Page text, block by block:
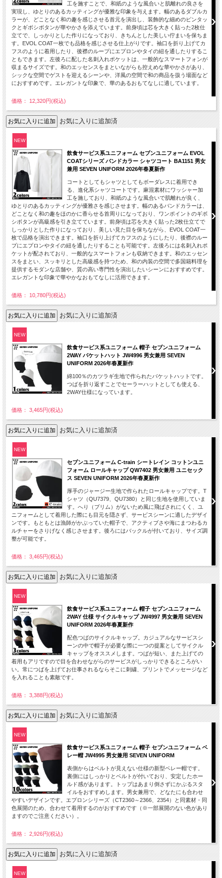
工を施すことで、和紙のような風合いと肌離れの良さを
実現し、ゆとりのあるカッティングが優雅な印象を与えます。幅のあるダブルカ
ラーが、どことなく和の趣を感じさせる首元を演出し、装飾的な細めのピンタッ
クとギボシボタンが華やかさを添えています。前身頃は芯を大きく貼った2枚仕
立てで、しっかりとした作りになっており、きちんとした美しい佇まいを保ちま
す。EVOL COAT一枚でも品格を感じさせる仕上がりです。袖口を折り上げてカ
フスのように着用したり、後襟のループにエプロンやタイの紐を通したりするこ
ともできます。左後ろに配した名刺入れポケットは、一般的なスマートフォンが
収まるサイズです。和のエッセンスをまといながらも控えめな華やかさがあり、
シックな空間でゲストを迎えるシーンや、洋風の空間で和の商品を扱う場面など
におすすめです。エレガントな印象で、華のあるおもてなしに適しています。
価格： 12,320円(税込)
お気に入りに追加済
NEW
飲食サービス系ユニフォーム セブンユニフォーム EVOL
COATシリーズ バンドカラー シャツコート BA1151 男女
兼用 SEVEN UNIFORM 2026年春夏新作
コートとしてもシャツとしてもボーダレスに着用でき
る、進化系シャツコートです。麻混素材にワッシャー加
工を施しており、和紙のような風合いで肌離れが良く、
ゆとりのあるカッティングが優雅さを感じさせます。幅のあるバンドカラーは、
どことなく和の趣をほのかに香らせる首周りになっており、ワンポイントのギボ
シボタンが高級感を引き立てています。前身頃は芯を大きく貼った2枚仕立てで
しっかりとした作りになっており、美しい見た目を保ちながら、EVOL COAT一
枚で品格を演出できます。袖口を折り上げてカフスのようにしたり、後襟のルー
プにエプロンやタイの紐を通したりすることも可能です。左後ろには名刺入れポ
ケットが配されており、一般的なスマートフォンも収納できます。和のエッセン
スをまとい、スッキリとした高級感を持つため、和の内装の空間で多国籍料理を
提供するモダンな店舗や、質の高い専門性を演出したいシーンにおすすめです。
エレガントな印象で華やかなおもてなしに活用できます。
価格： 10,780円(税込)
お気に入りに追加済
NEW
飲食サービス系ユニフォーム 帽子 セブンユニフォーム
2WAY バケットハット JW4996 男女兼用 SEVEN
UNIFORM 2026年春夏新作
綿100％のカツラギ生地で作られたバケットハットです。
つばを折り返すことでセーラーハットとしても使える、
2WAY仕様になっています。
価格： 3,465円(税込)
お気に入りに追加済
NEW
セブンユニフォーム C-train シートレイン コットンユニ
フォーム ロールキャップ QW7402 男女兼用 ユニセック
ス SEVEN UNIFORM 2026年春夏新作
厚手のジャージー生地で作られたロールキャップです。T
シャツ（QU7379、QU7380）と同じ生地を使用していま
す。へり（ブリム）がないため風に飛ばされにくく、ユ
ニフォームとして着用した際にも目元を隠さず、サービスシーンに適したデザイ
ンです。もともとは漁師がかぶっていた帽子で、アクティブさや海にまつわるカ
ルチャーをさりげなく感じさせます。後ろにはバックルが付いており、サイズ調
整が可能です。
価格： 3,465円(税込)
お気に入りに追加済
NEW
飲食サービス系ユニフォーム 帽子 セブンユニフォーム
2WAY 仕様 サイクルキャップ JW4997 男女兼用 SEVEN
UNIFORM 2026年春夏新作
配色つばのサイクルキャップ。カジュアルなサービスシ
ーンの中で帽子が必要な際に一つの提案としてサイクル
キャップをオススメします。つばが短い、また上げての
着用もアリですので目を合わせながらのサービスがしっかりできるところがい
い。常につばを上げてお仕事されるならそこに刺繍、プリントでメッセージなど
を入れることも素敵です。
価格： 3,388円(税込)
お気に入りに追加済
NEW
飲食サービス系ユニフォーム 帽子 セブンユニフォーム ベ
レー帽 JW4995 男女兼用 SEVEN UNIFORM
表側からはベルトが見えない仕様の新型ベレー帽です。
裏側にはしっかりとベルトが付いており、安定したホー
ルド感があります。トップはあまり倒さずにかぶるスタ
イルをおすすめします。男女兼用で、どなたにも合わせ
やすいデザインです。エプロンシリーズ（CT2360～2366、2354）と同素材・同
色展開のため、合わせて着用するのがおすすめです（※一部展開のない色があり
ますのでご注意ください）。
価格： 2,926円(税込)
お気に入りに追加済
NEW